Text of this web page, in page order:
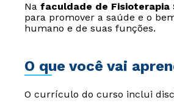
Na faculdade de Fisioterapia
para promover a saúde e o
humano e de suas funções.
O que você vai
O currículo do curso inclui